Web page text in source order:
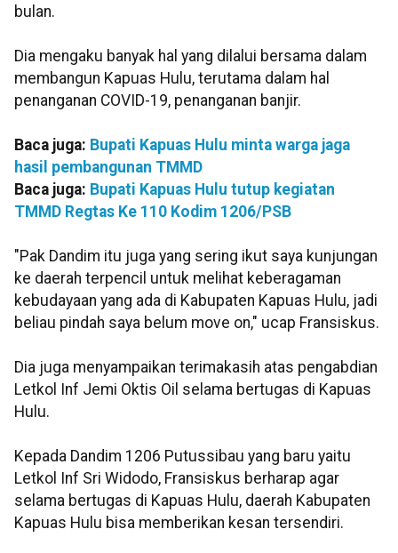
bulan.
Dia mengaku banyak hal yang dilalui bersama dalam
membangun Kapuas Hulu, terutama dalam hal
penanganan COVID-19, penanganan banjir.
Baca juga: Bupati Kapuas Hulu minta warga jaga
hasil pembangunan TMMD
Baca juga: Bupati Kapuas Hulu tutup kegiatan
TMMD Regtas Ke 110 Kodim 1206/PSB
"Pak Dandim itu juga yang sering ikut saya kunjungan
ke daerah terpencil untuk melihat keberagaman
kebudayaan yang ada di Kabupaten Kapuas Hulu, jadi
beliau pindah saya belum move on," ucap Fransiskus.
Dia juga menyampaikan terimakasih atas pengabdian
Letkol Inf Jemi Oktis Oil selama bertugas di Kapuas
Hulu.
Kepada Dandim 1206 Putussibau yang baru yaitu
Letkol Inf Sri Widodo, Fransiskus berharap agar
selama bertugas di Kapuas Hulu, daerah Kabupaten
Kapuas Hulu bisa memberikan kesan tersendiri.